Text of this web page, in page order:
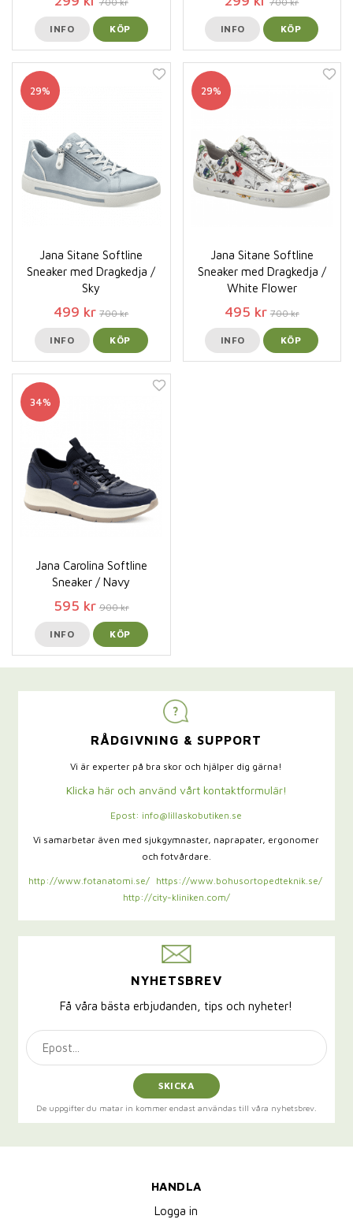
INFO KÖP INFO KÖP
29%
Jana Sitane Softline
Sneaker med Dragkedja /
Sky
499 kr 700 kr
INFO KÖP
29%
Jana Sitane Softline
Sneaker med Dragkedja /
White Flower
495 kr 700 kr
INFO KÖP
34%
Jana Carolina Softline
Sneaker / Navy
595 kr 900 kr
INFO KÖP
RÅDGIVNING & SUPPORT
Vi är experter på bra skor och hjälper dig gärna!
Klicka här och använd vårt kontaktformulär!
Epost: info@lillaskobutiken.se
Vi samarbetar även med sjukgymnaster, naprapater, ergonomer
och fotvårdare.
http://www.fotanatomi.se/
https://www.bohusortopedteknik.se/
http://city-kliniken.com/
NYHETSBREV
Få våra bästa erbjudanden, tips och nyheter!
SKICKA
De uppgifter du matar in kommer endast användas till våra nyhetsbrev.
HANDLA
Logga in